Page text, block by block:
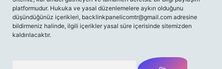
platformudur. Hukuka ve yasal düzenlemelere aykırı olduğunu
düşündüğünüz içerikleri, backlinkpanelicomtr@gmail.com adresine
bildirmeniz halinde, ilgili içerikler yasal süre içerisinde sitemizden
kaldırılacaktır.